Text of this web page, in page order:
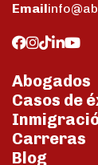
Email
Abogados
Casos de
Carreras
Blog